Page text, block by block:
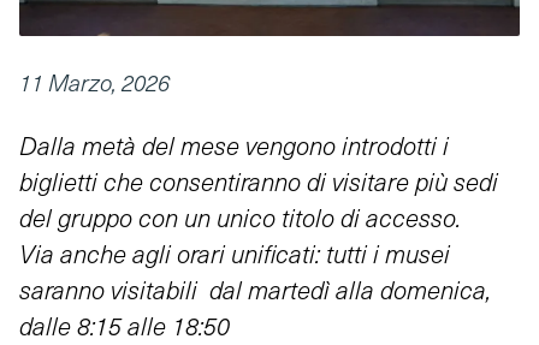
11 Marzo, 2026
Dalla metà del mese vengono introdotti i
biglietti che consentiranno di visitare più sedi
del gruppo con un unico titolo di accesso.
Via anche agli orari unificati: tutti i musei
saranno visitabili dal martedì alla domenica,
dalle 8:15 alle 18:50